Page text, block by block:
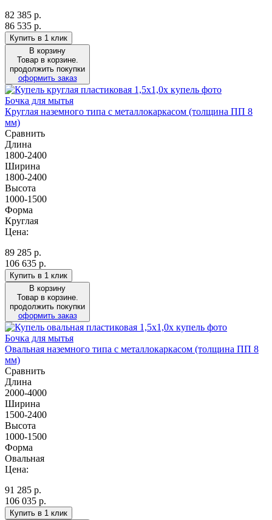
82 385 р.
86 535 р.
Купить в 1 клик
В корзину
Товар в корзине.
продолжить покупки
оформить заказ
Бочка для мытья
Круглая наземного типа с металлокаркасом (толщина ПП 8
мм)
Сравнить
Длина
1800-2400
Ширина
1800-2400
Высота
1000-1500
Форма
Круглая
Цена:
89 285 р.
106 635 р.
Купить в 1 клик
В корзину
Товар в корзине.
продолжить покупки
оформить заказ
Бочка для мытья
Овальная наземного типа с металлокаркасом (толщина ПП 8
мм)
Сравнить
Длина
2000-4000
Ширина
1500-2400
Высота
1000-1500
Форма
Овальная
Цена:
91 285 р.
106 035 р.
Купить в 1 клик